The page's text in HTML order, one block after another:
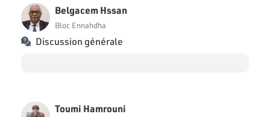
Belgacem Hssan
Bloc Ennahdha
Discussion générale
Toumi Hamrouni